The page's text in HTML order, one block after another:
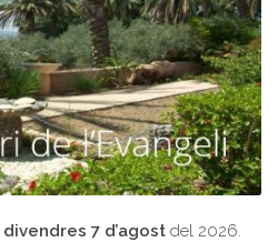
divendres 7 d’agost del 2026.